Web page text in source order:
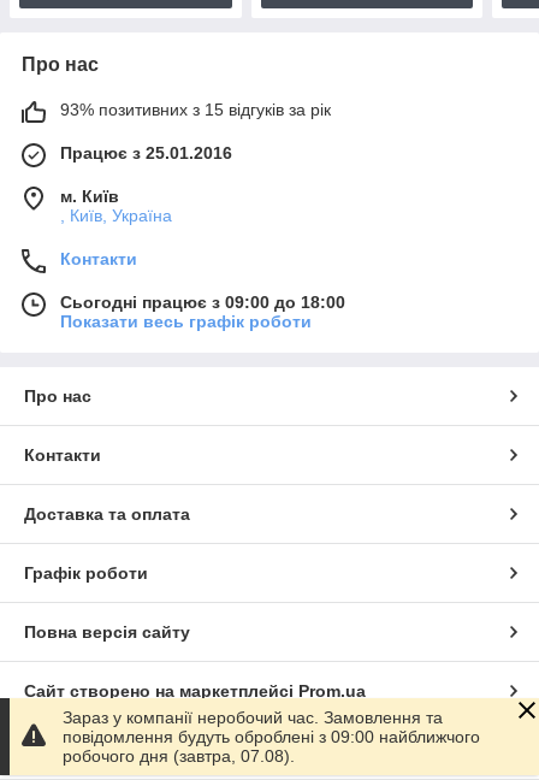
Про нас
93% позитивних з 15 відгуків за рік
Працює з 25.01.2016
м. Київ
, Київ, Україна
Контакти
Сьогодні працює з 09:00 до 18:00
Показати весь графік роботи
Про нас
Контакти
Доставка та оплата
Графік роботи
Повна версія сайту
Сайт створено на маркетплейсі Prom.ua
Політика конфіденційності
Зараз у компанії неробочий час. Замовлення та
повідомлення будуть оброблені з 09:00 найближчого
робочого дня (завтра, 07.08).